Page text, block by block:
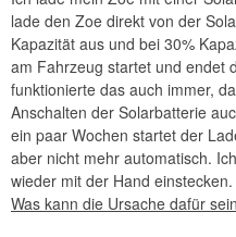
lade den Zoe direkt von der
Kapazität aus und bei 30%
am Fahrzeug startet und endet
funktionierte das auch immer,
Anschalten der Solarbatterie
ein paar Wochen startet der
aber nicht mehr automatisch.
wieder mit der Hand einstecken.
Was kann die Ursache dafür